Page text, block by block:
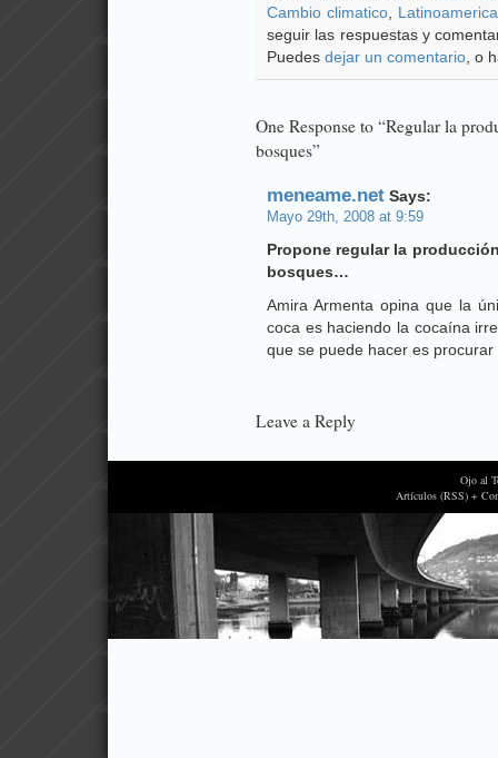
Cambio climatico, Latinoamerica
seguir las respuestas y
Puedes dejar un comentario , o
One Response to “Regular la
bosques”
meneame.net Says:
Mayo 29th, 2008 at 9:59
Propone regular la
bosques…
Amira Armenta opina que la
coca es haciendo la cocaína
que se puede hacer es
Leave a Reply
Ojo al
Artículos (RSS) +